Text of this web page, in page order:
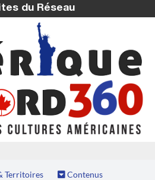
du Réseau
Territoires Contenus